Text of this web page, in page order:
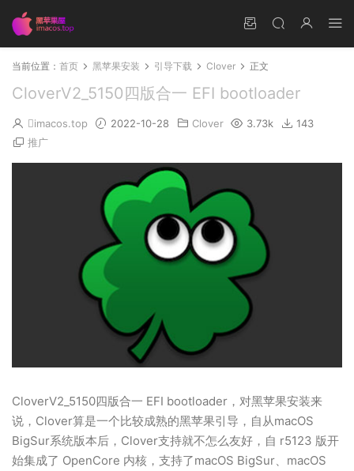
当前位置： 首页 黑苹果安装 引导下载 Clover 正文
CloverV2_5150四版合一 EFI bootloader
imacos.top 2022-10-28 Clover 3.73k
143
推广
CloverV2_5150四版合一 EFI bootloader，对黑苹果安装来
说，Clover算是一个比较成熟的黑苹果引导，自从macOS
BigSur系统版本后，Clover支持就不怎么友好，自 r5123 版开
始集成了 OpenCore 内核，支持了macOS BigSur、macOS